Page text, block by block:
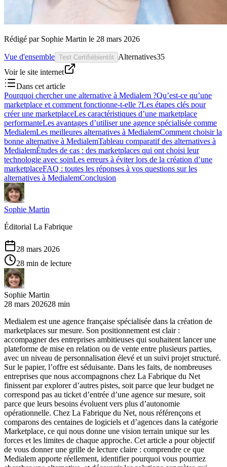
Rédigé par Sophie Martin le 28 mars 2026
Vue d'ensemble Test Certifiébientôt Alternatives35
Voir le site internet
Dans cet article
Pourquoi chercher une alternative à Medialem ?Qu’est-ce qu’une
marketplace et comment fonctionne-t-elle ?Les étapes clés pour
créer une marketplaceLes caractéristiques d’une marketplace
performanteLes avantages d’utiliser une agence spécialisée comme
MedialemLes meilleures alternatives à MedialemComment choisir la
bonne alternative à MedialemTableau comparatif des alternatives à
MedialemÉtudes de cas : des marketplaces qui ont choisi leur
technologie avec soinLes erreurs à éviter lors de la création d’une
marketplaceFAQ : toutes les réponses à vos questions sur les
alternatives à MedialemConclusion
Sophie Martin
Éditorial La Fabrique
28 mars 2026
28 min de lecture
Sophie Martin
28 mars 202628 min
Medialem est une agence française spécialisée dans la création de
marketplaces sur mesure. Son positionnement est clair :
accompagner des entreprises ambitieuses qui souhaitent lancer une
plateforme de mise en relation ou de vente entre plusieurs parties,
avec un niveau de personnalisation élevé et un suivi projet structuré.
Sur le papier, l’offre est séduisante. Dans les faits, de nombreuses
entreprises que nous accompagnons chez La Fabrique du Net
finissent par explorer d’autres pistes, soit parce que leur budget ne
correspond pas au ticket d’entrée d’une agence sur mesure, soit
parce que leurs besoins évoluent vers plus d’autonomie
opérationnelle. Chez La Fabrique du Net, nous référençons et
comparons des centaines de logiciels et d’agences dans la catégorie
Marketplace, ce qui nous donne une vision terrain unique sur les
forces et les limites de chaque approche. Cet article a pour objectif
de vous donner une grille de lecture claire : comprendre ce que
Medialem apporte réellement, identifier pourquoi vous pourriez